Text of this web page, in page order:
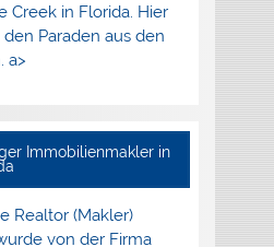
Creek in Florida. Hier
Paraden aus den
a>
Immobilienmakler in
Realtor (Makler)
von der Firma